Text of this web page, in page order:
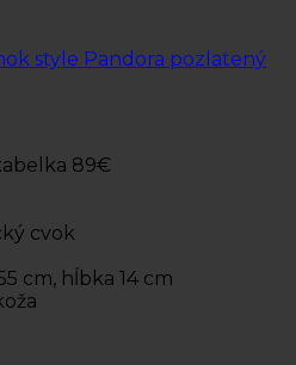
style Pandora pozlatený
89€
cvok
cm, hĺbka 14 cm